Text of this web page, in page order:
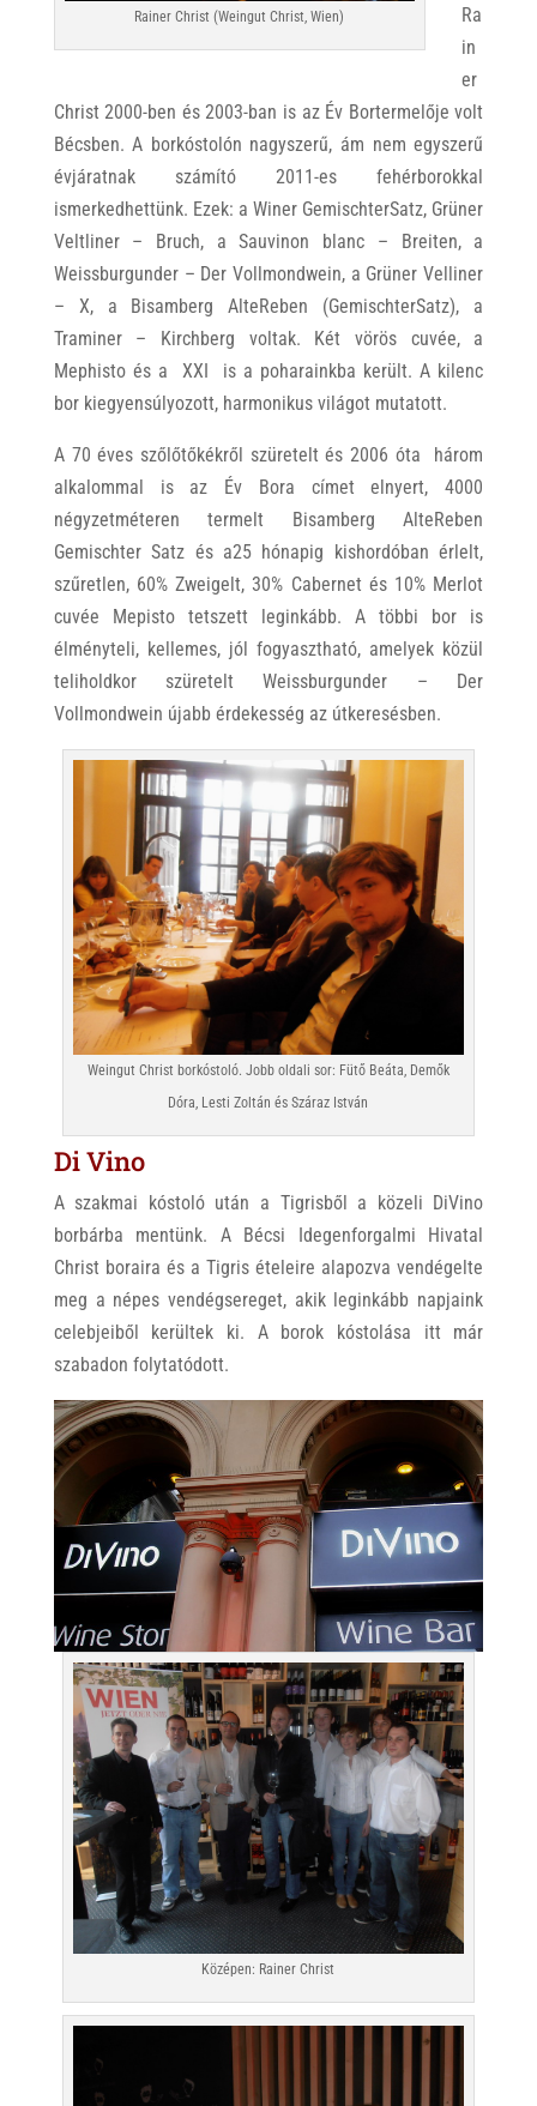
Rainer Christ (Weingut Christ, Wien)
Ra
in
er
Christ 2000-ben és 2003-ban is az Év Bortermelője volt
Bécsben. A borkóstolón nagyszerű, ám nem egyszerű
évjáratnak számító 2011-es fehérborokkal
ismerkedhettünk. Ezek: a Winer GemischterSatz, Grüner
Veltliner – Bruch, a Sauvinon blanc – Breiten, a
Weissburgunder – Der Vollmondwein, a Grüner Velliner
– X, a Bisamberg AlteReben (GemischterSatz), a
Traminer – Kirchberg voltak. Két vörös cuvée, a
Mephisto és a XXI is a poharainkba került. A kilenc
bor kiegyensúlyozott, harmonikus világot mutatott.
A 70 éves szőlőtőkékről szüretelt és 2006 óta három
alkalommal is az Év Bora címet elnyert, 4000
négyzetméteren termelt Bisamberg AlteReben
Gemischter Satz és a25 hónapig kishordóban érlelt,
szűretlen, 60% Zweigelt, 30% Cabernet és 10% Merlot
cuvée Mepisto tetszett leginkább. A többi bor is
élményteli, kellemes, jól fogyasztható, amelyek közül
teliholdkor szüretelt Weissburgunder – Der
Vollmondwein újabb érdekesség az útkeresésben.
Weingut Christ borkóstoló. Jobb oldali sor: Fütő Beáta, Demők
Dóra, Lesti Zoltán és Száraz István
Di Vino
A szakmai kóstoló után a Tigrisből a közeli DiVino
borbárba mentünk. A Bécsi Idegenforgalmi Hivatal
Christ boraira és a Tigris ételeire alapozva vendégelte
meg a népes vendégsereget, akik leginkább napjaink
celebjeiből kerültek ki. A borok kóstolása itt már
szabadon folytatódott.
Középen: Rainer Christ